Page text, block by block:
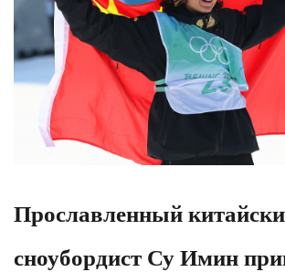
Прославленный
сноубордист Су Имин